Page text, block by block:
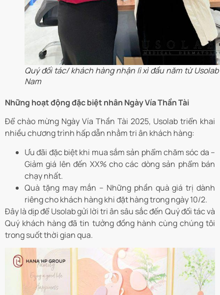
Quý đối tác/ khách hàng nhận lì xì đầu năm từ
Nam
Những hoạt động đặc biệt nhân Ngày Vía Thần Tài
Để chào mừng Ngày Vía Thần Tài 2025, Usolab triển khai
nhiều chương trình hấp dẫn nhằm tri ân khách hàng:
Ưu đãi đặc biệt khi mua sắm sản phẩm chăm sóc da –
Giảm giá lên đến XX% cho các dòng sản phẩm bán
chạy nhất.
Quà tặng may mắn – Những phần quà giá trị dành
riêng cho khách hàng khi đặt hàng trong ngày 10/2.
Đây là dịp để Usolab gửi lời tri ân sâu sắc đến Quý đối tác và
Quý khách hàng đã tin tưởng đồng hành cùng chúng tôi
trong suốt thời gian qua.